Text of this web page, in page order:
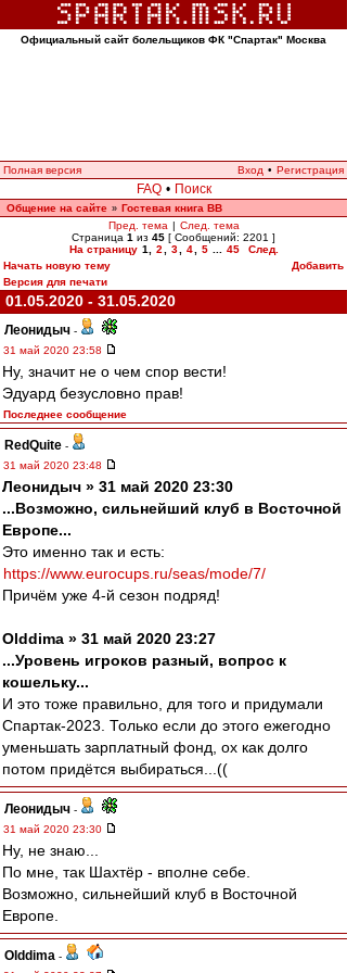
Официальный сайт болельщиков ФК "Спартак" Москва
Полная версия Вход • Регистрация
FAQ • Поиск
Общение на сайте » Гостевая книга ВВ
Пред. тема | След. тема
Страница 1 из 45 [ Сообщений: 2201 ]
На страницу 1 2 3 4 5 45
След.
Начать новую тему
Добавить
Версия для печати
01.05.2020 - 31.05.2020
Леонидыч -
31 май 2020 23:58
Ну, значит не о чем спор вести!
Эдуард безусловно прав!
Последнее сообщение
RedQuite -
31 май 2020 23:48
Леонидыч » 31 май 2020 23:30
...Возможно, сильнейший клуб в Восточной
Европе...
Это именно так и есть:
https://www.eurocups.ru/seas/mode/7/
Причём уже 4-й сезон подряд!
Olddima » 31 май 2020 23:27
...Уровень игроков разный, вопрос к
кошельку...
И это тоже правильно, для того и придумали
Спартак-2023. Только если до этого ежегодно
уменьшать зарплатный фонд, ох как долго
потом придётся выбираться...((
Леонидыч -
31 май 2020 23:30
Ну, не знаю...
По мне, так Шахтёр - вполне себе.
Возможно, сильнейший клуб в Восточной
Европе.
Olddima -